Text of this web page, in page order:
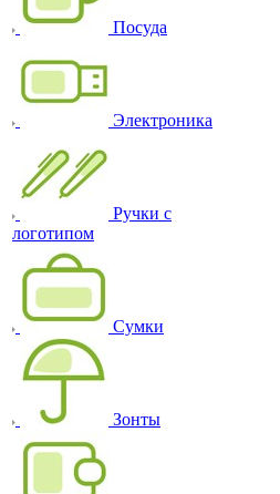
Посуда
Электроника
Ручки с
логотипом
Сумки
Зонты